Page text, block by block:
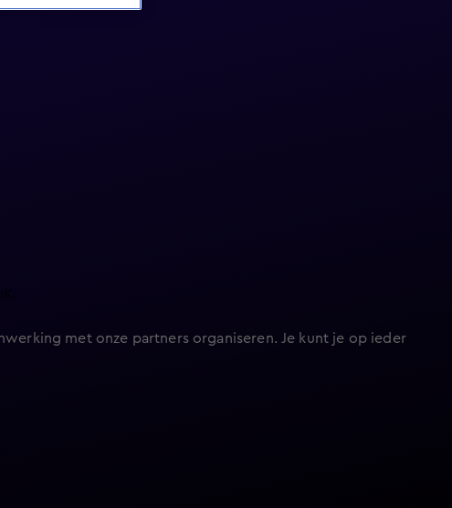
met onze partners organiseren. Je kunt je op ieder